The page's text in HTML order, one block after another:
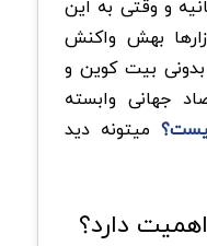
و وقتی به این
بهش واکنش
بیت کوین و
جهانی وابسته
میتونه دید
اهمیت دارد؟